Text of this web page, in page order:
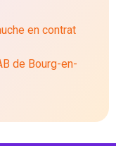
en contrat
de Bourg-en-